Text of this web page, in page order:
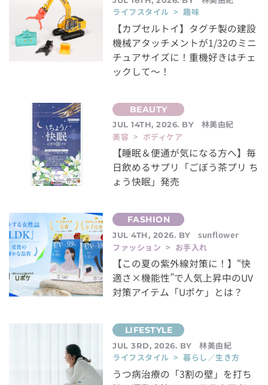
ライフスタイル > 趣味
【カプセルトイ】タグチ製の建設
機械アタッチメントが1/32のミニ
チュアサイズに！重機好きはチェ
ックして～！
JUL 14TH, 2026. BY
林美由紀
美容 > ボディケア
【睡眠＆便通が気になる方へ】毎
日飲めるサプリ「ごぼう茶プリ ち
ょう快眠」発売
JUL 4TH, 2026. BY
sunflower
ファッション > お手入れ
【この夏の紫外線対策に！】“快
適さ×機能性”で人気上昇中のUV
対策アイテム「Uポケ」とは？
JUL 3RD, 2026. BY
林美由紀
ライフスタイル > 暮らし／生き方
うつ病治療の「3割の壁」を打ち